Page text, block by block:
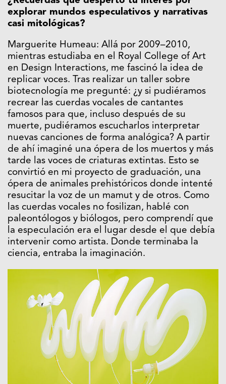
explorar mundos especulativos y narrativas
casi mitológicas?
Marguerite Humeau: Allá por 2009–2010,
mientras estudiaba en el Royal College of Art
en Design Interactions, me fascinó la idea de
replicar voces. Tras realizar un taller sobre
biotecnología me pregunté: ¿y si pudiéramos
recrear las cuerdas vocales de cantantes
famosos para que, incluso después de su
muerte, pudiéramos escucharlos interpretar
nuevas canciones de forma analógica? A partir
de ahí imaginé una ópera de los muertos y más
tarde las voces de criaturas extintas. Esto se
convirtió en mi proyecto de graduación, una
ópera de animales prehistóricos donde intenté
resucitar la voz de un mamut y de otros. Como
las cuerdas vocales no fosilizan, hablé con
paleontólogos y biólogos, pero comprendí que
la especulación era el lugar desde el que debía
intervenir como artista. Donde terminaba la
ciencia, entraba la imaginación.